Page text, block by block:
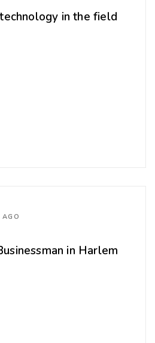
in the field
AGO
in Harlem